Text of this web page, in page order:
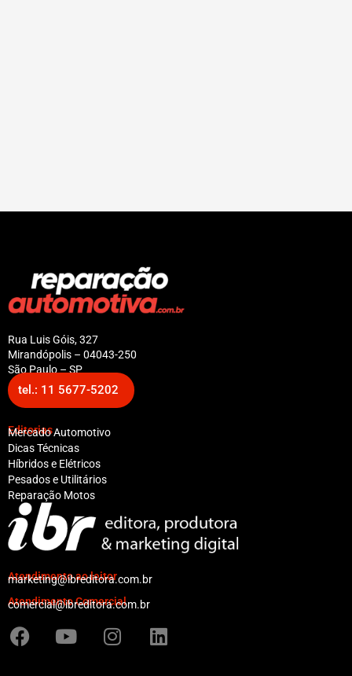
Rua Luis Góis, 327
Mirandópolis – 04043-250
São Paulo – SP
tel.: 11 5677-5202
Editorias
Mercado Automotivo
Dicas Técnicas
Híbridos e Elétricos
Pesados e Utilitários
Reparação Motos
Atendimento ao leitor
marketing@ibreditora.com.br
Atendimento Comercial
comercial@ibreditora.com.br
F
a
Y
o
I
n
L
i